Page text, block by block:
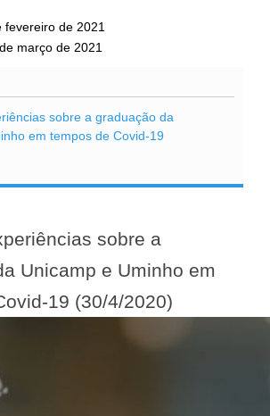
fevereiro de 2021
março de 2021
sobre a graduação da
em tempos de Covid-19
sobre a
Unicamp e Uminho em
19 (30/4/2020)